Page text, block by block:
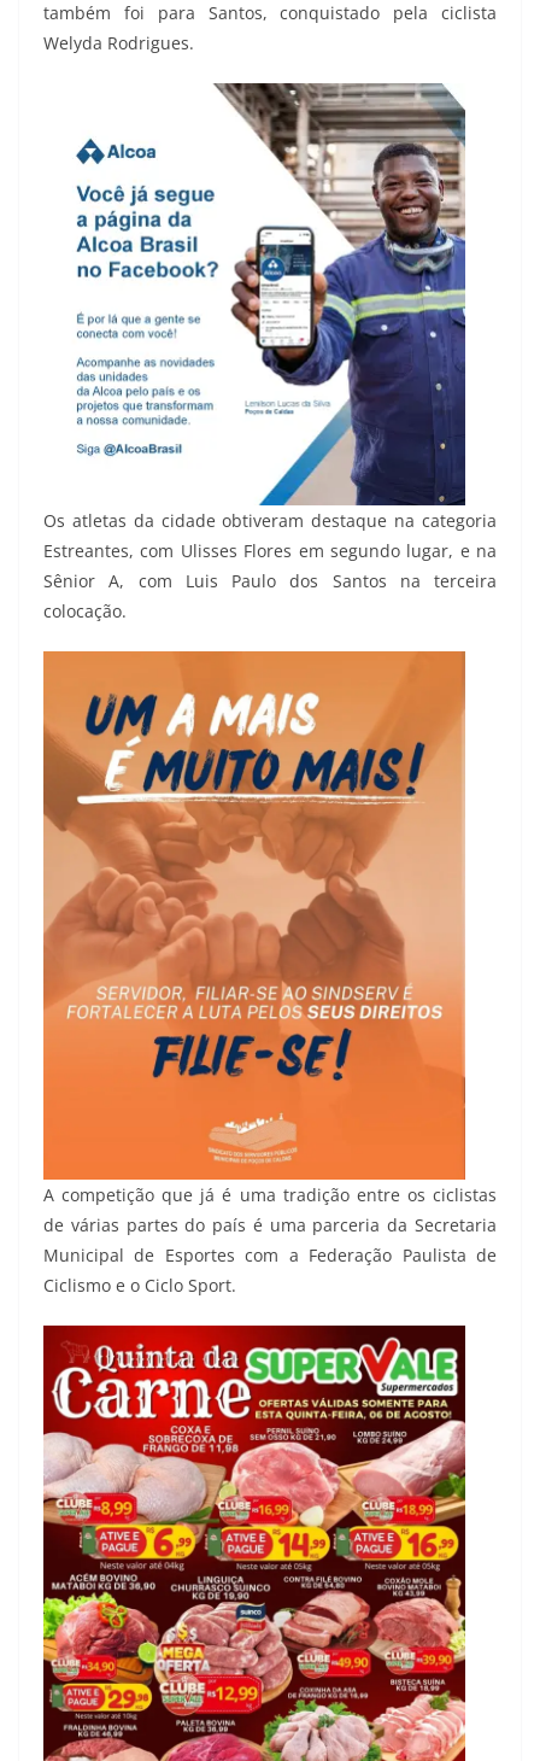
também foi para Santos, conquistado pela ciclista
Welyda Rodrigues.
Os atletas da cidade obtiveram destaque na categoria
Estreantes, com Ulisses Flores em segundo lugar, e na
Sênior A, com Luis Paulo dos Santos na terceira
colocação.
A competição que já é uma tradição entre os ciclistas
de várias partes do país é uma parceria da Secretaria
Municipal de Esportes com a Federação Paulista de
Ciclismo e o Ciclo Sport.